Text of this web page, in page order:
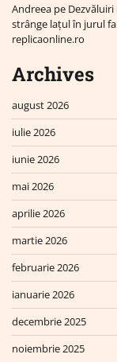
Andreea pe
strânge lațul în jurul
replicaonline.ro
Archives
august 2026
iulie 2026
iunie 2026
mai 2026
aprilie 2026
martie 2026
februarie 2026
ianuarie 2026
decembrie 2025
noiembrie 2025